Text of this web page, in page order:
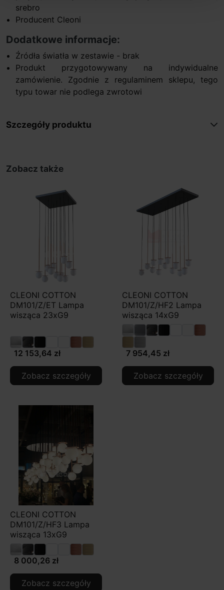
srebro
Producent Cleoni
Dodatkowe informacje:
Źródła światła w zestawie - brak
Produkt przygotowywany na indywidualne
zamówienie. Zgodnie z regulaminem sklepu, tego
typu towar nie podlega zwrotowi
Szczegóły produktu
Zobacz także
CLEONI COTTON
DM101/Z/ET Lampa
wisząca 23xG9
12 153,64 zł
Zobacz szczegóły
CLEONI COTTON
DM101/Z/HF2 Lampa
wisząca 14xG9
7 954,45 zł
Zobacz szczegóły
CLEONI COTTON
DM101/Z/HF3 Lampa
wisząca 13xG9
8 000,26 zł
Zobacz szczegóły